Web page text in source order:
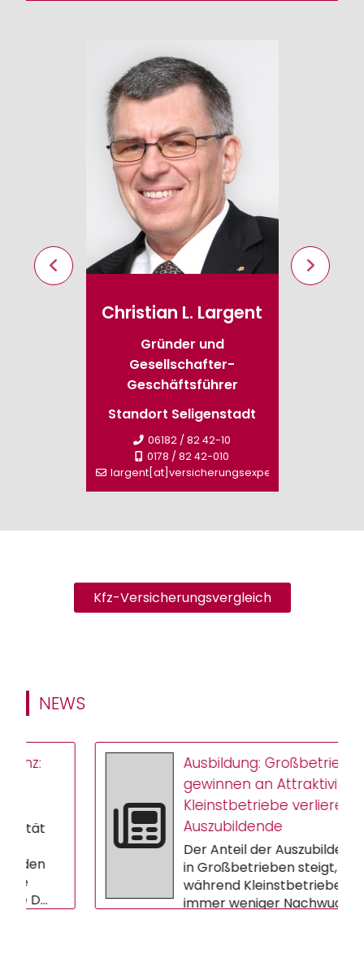
Christian L. Largent
Gründer und
Gesellschafter-
Geschäftsführer
Standort Seligenstadt
06182 / 82 42-10
0178 / 82 42-010
largent[at]versicherungsexperte.de
Kfz-Versicherungsvergleich
NEWS
Ausbildung: Großbetriebe
gewinnen an Attraktivität –
Kleinstbetriebe verlieren
Auszubildende
Der Anteil der Auszubildenden
in Großbetrieben steigt,
während Kleinstbetriebe
immer weniger Nachwuchs